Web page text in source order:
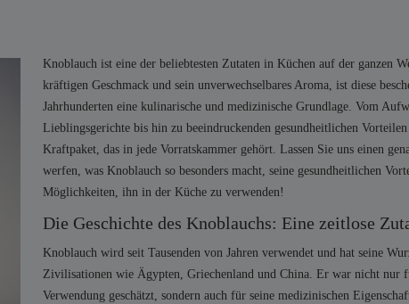
Knoblauch ist eine der beliebtesten Zutaten in Küchen auf der ganzen
kräftigen Geschmack und sein unverwechselbares Aroma, ist diese
Jahrhunderten eine kulinarische und medizinische Grundlage. Vom
Lieblingsgerichte bis hin zu beeindruckenden gesundheitlichen
Kraftpaket, das in jede Vorratskammer gehört. Lassen Sie uns einen
werfen, was Knoblauch so besonders macht, seine gesundheitlichen
Möglichkeiten, ihn in der Küche zu verwenden!
Die Geschichte des Knoblauchs: Eine zeitlose
Knoblauch wird seit Tausenden von Jahren verwendet und hat seine
Zivilisationen wie Ägypten, Griechenland und China. Er war nicht nur
Verwendung geschätzt, sondern auch für seine medizinischen